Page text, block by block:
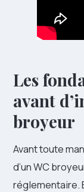
Les
avant
broyeur
Avant toute
d’un WC
réglementaire.